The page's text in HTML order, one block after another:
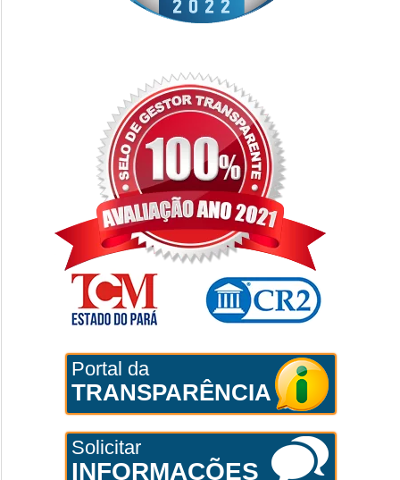
Portal da
TRANSPARÊNCIA
Solicitar
INFORMAÇÕES